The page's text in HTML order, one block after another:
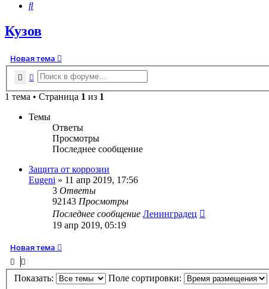
Поиск
Кузов
Новая тема
ПоискРасширенный поиск
1 тема • Страница 1 из 1
Темы
Ответы
Просмотры
Последнее сообщение
Защита от коррозии
Eugeni » 11 апр 2019, 17:56
3 Ответы
92143 Просмотры
Последнее сообщение Ленинградец
19 апр 2019, 05:19
Новая тема
Показать: Поле сортировки: